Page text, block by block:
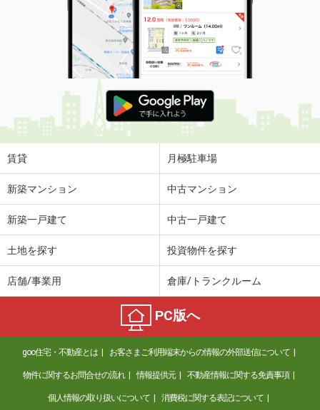
賃貸 月極駐車場
新築マンション 中古マンション
新築一戸建て 中古一戸建て
土地を探す 投資物件を探す
店舗/事業用 倉庫/トランクルーム
PC版へ
goo住宅・不動産とは お客さまご利用端末からの情報の外部送信について
物件に関するお問合せの流れ 情報提供元 不動産情報に関する免責事項
個人情報の取り扱いについて 消費税に関する表記について